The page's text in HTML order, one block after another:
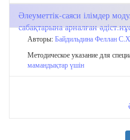
Әлеуметтік-саяси ілімдер
сабақтарына арналған
Авторы:Байдильдина Феллан
Методическое указание для
мамандықтар үшін